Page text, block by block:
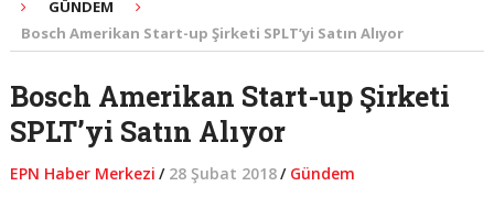
GÜNDEM
Bosch Amerikan Start-up Şirketi SPLT’yi Satın Alıyor
Bosch Amerikan Start-up Şirketi
SPLT’yi Satın Alıyor
EPN Haber Merkezi / 28 Şubat 2018/ Gündem